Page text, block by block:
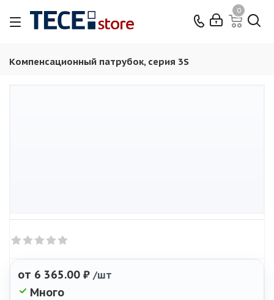
0
Компенсационный патрубок, серия 3S
от 6 365.00 ₽ /шт
Много